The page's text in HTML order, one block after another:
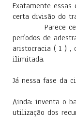
Exatamente
certa divisão do
Parece certo
períodos de
aristocracia ( 1 ) ,
ilimitada.
Já nessa fase da
Ainda: inventa o
utilização dos